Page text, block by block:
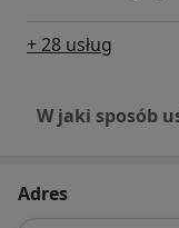
+ 28 usług
W jaki sposób
Adres